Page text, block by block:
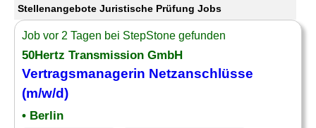
Stellenangebote Juristische Prüfung Jobs
Job vor 2 Tagen bei StepStone gefunden
50Hertz Transmission GmbH
Vertragsmanagerin Netzanschlüsse
(m/w/d)
• Berlin